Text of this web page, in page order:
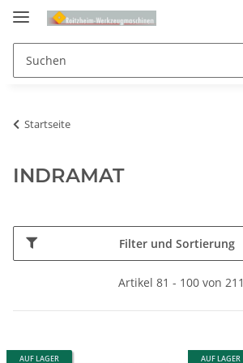
Startseite
INDRAMAT
Filter und Sortierung
Artikel 81 - 100 von 211
AUF LAGER AUF LAGER